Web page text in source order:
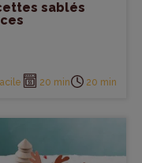
sablés
20 min 20 min